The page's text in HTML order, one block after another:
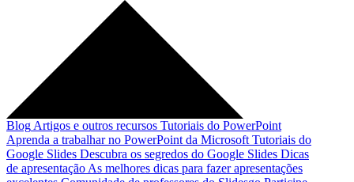
Blog Artigos e outros recursos Tutoriais do PowerPoint
Aprenda a trabalhar no PowerPoint da Microsoft Tutoriais do
Google Slides Descubra os segredos do Google Slides Dicas
de apresentação As melhores dicas para fazer apresentações